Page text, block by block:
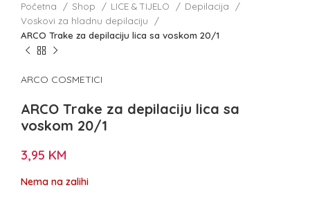
Početna Shop LICE & TIJELO
Depilacija
Voskovi za hladnu depilaciju
ARCO Trake za depilaciju lica sa voskom 20/1
ARCO COSMETICI
ARCO Trake za depilaciju lica sa
voskom 20/1
3,95 KM
Nema na zalihi